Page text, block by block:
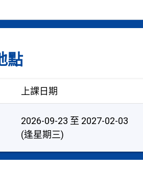
點
上課日期
2026-09-23 至 2027-02-03
(逢星期三)